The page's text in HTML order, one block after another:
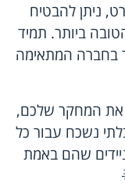
ניתן להבטיח
ביותר. תמיד
בחברה המתאימה
את המחקר שלכם,
נשכח עבור כל
שהם באמת